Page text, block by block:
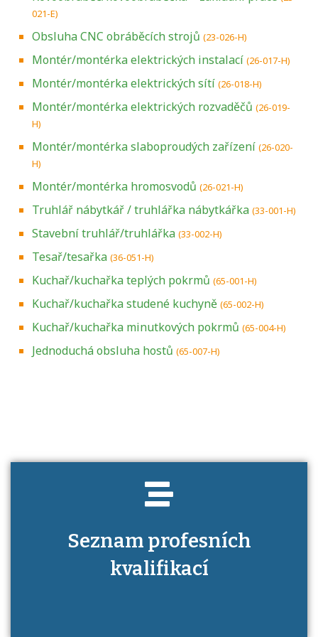
021-E)
Obsluha CNC obráběcích strojů (23-026-H)
Montér/montérka elektrických instalací (26-017-H)
Montér/montérka elektrických sítí (26-018-H)
Montér/montérka elektrických rozvaděčů (26-019-
H)
Montér/montérka slaboproudých zařízení (26-020-
H)
Montér/montérka hromosvodů (26-021-H)
Truhlář nábytkář / truhlářka nábytkářka (33-001-H)
Stavební truhlář/truhlářka (33-002-H)
Tesař/tesařka (36-051-H)
Kuchař/kuchařka teplých pokrmů (65-001-H)
Kuchař/kuchařka studené kuchyně (65-002-H)
Kuchař/kuchařka minutkových pokrmů (65-004-H)
Jednoduchá obsluha hostů (65-007-H)
Seznam profesních
kvalifikací
Projděte si seznam profesních kvalifikací.